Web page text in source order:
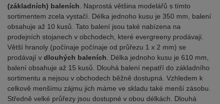
(základních) baleních . Naprostá většina modelářů s tímto
sortimentem zcela vystačí. Délka jednoho kusu je 350 mm, balení
obsahuje až 10 kusů. Tato balení jsou také nabízena na
prodejních stojanech v obchodech, které evergreeny prodávají.
Větší hranoly (počínaje počínaje od průřezu 1 x 2 mm) se
prodávají v dlouhých baleních . Délka jednoho kusu je 610 mm,
balení obsahuje až 15 kusů. Dlouhá balení nepatří do základního
sortimentu a nejsou v obchodech běžně dostupná. Vzhledem k
celkově menšímu zájmu jich máme ve skladu také menší zásobu.
Středně velké průřezy jsou dostupné v obou délkách. Dlouhá